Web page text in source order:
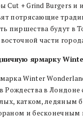
Cut + Grind Burgers и
потрясающие
пиршества будут в
части
ярмарку
Winter
Рождества в
катком, ледяным
и бесконечным